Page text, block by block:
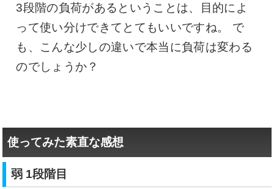
3段階の負荷があるということは、目的によ
って使い分けできてとてもいいですね。 で
も、こんな少しの違いで本当に負荷は変わる
のでしょうか？
使ってみた素直な感想
弱 1段階目